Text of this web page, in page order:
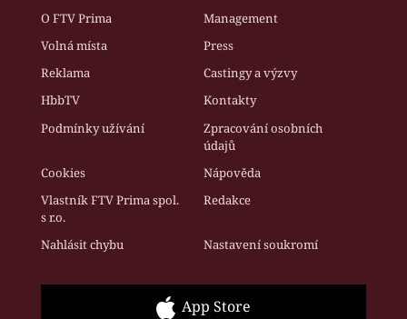
O FTV Prima
Management
Volná místa
Press
Reklama
Castingy a výzvy
HbbTV
Kontakty
Podmínky užívání
Zpracování osobních
údajů
Cookies
Nápověda
Vlastník FTV Prima spol.
s r.o.
Redakce
Nahlásit chybu Nastavení soukromí
App Store